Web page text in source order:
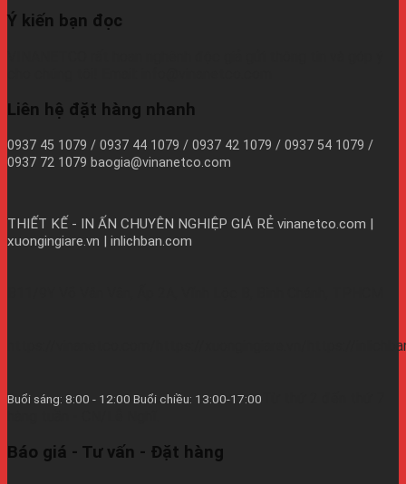
Ý kiến bạn đọc
Liên hệ đặt hàng nhanh
0937 45 1079 / 0937 44 1079 / 0937 42 1079 / 0937 54 1079 /
0937 72 1079 baogia@vinanetco.com
THIẾT KẾ - IN ẤN CHUYÊN NGHIỆP GIÁ RẺ vinanetco.com |
xuongingiare.vn | inlichban.com
https://vinanetco.com/https://xuongingiare.vn/https://
Buổi sáng: 8:00 - 12:00 Buổi chiều: 13:00-17:00
Báo giá - Tư vấn - Đặt hàng